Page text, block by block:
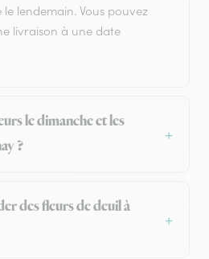
lendemain. Vous pouvez
livraison à une date
le dimanche et les
?
des fleurs de deuil à